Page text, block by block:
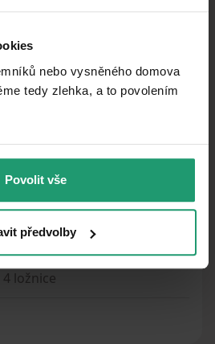
nebo vysněného domova
tedy zlehka, a to povolením
Povolit vše
předvolby
Žabeň - Žabeň, Moravskoslezský kraj
4 ložnice